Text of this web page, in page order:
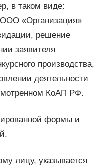
в таком виде:
«Организация»
решение
заявителя
производства,
деятельности
КоАП РФ.
формы и
лицу, указывается